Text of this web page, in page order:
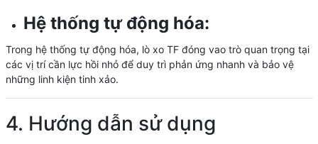
Hệ thống tự động hóa:
Trong hệ thống tự động hóa, lò xo TF đóng vao trò quan trọng tại
các vị trí cần lực hồi nhỏ để duy trì phản ứng nhanh và bảo vệ
những linh kiện tinh xảo.
4. Hướng dẫn sử dụng